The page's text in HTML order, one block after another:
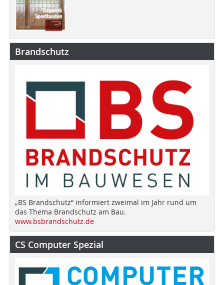
Brandschutz
„BS Brandschutz“ informiert zweimal im Jahr rund um
das Thema Brandschutz am Bau.
www.bsbrandschutz.de
CS Computer Spezial